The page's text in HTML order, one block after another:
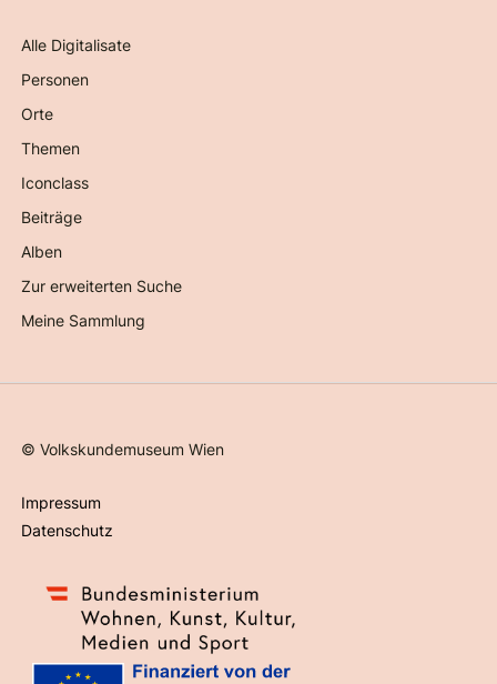
Alle Digitalisate
Personen
Orte
Themen
Iconclass
Beiträge
Alben
Zur erweiterten Suche
Meine Sammlung
©Volkskundemuseum Wien
Impressum
Datenschutz